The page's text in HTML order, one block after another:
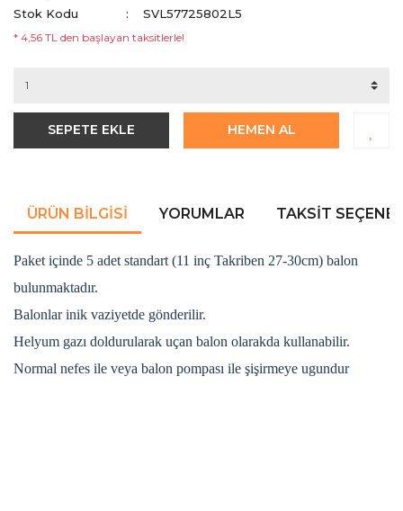
Stok Kodu
SVL57725802L5
* 4,56 TL den başlayan taksitlerle!
SEPETE EKLE HEMEN AL
ÜRÜN BILGISI YORUMLAR TAKSIT
Paket içinde 5 adet standart (11 inç Takriben 27-30cm) balon
bulunmaktadır.
Balonlar inik vaziyetde gönderilir.
Helyum gazı doldurularak uçan balon olarakda kullanabilir.
Normal nefes ile veya balon pompası ile şişirmeye ugundur